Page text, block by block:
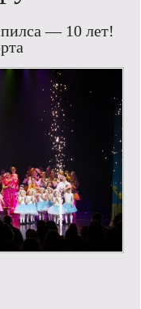
— 10 лет!